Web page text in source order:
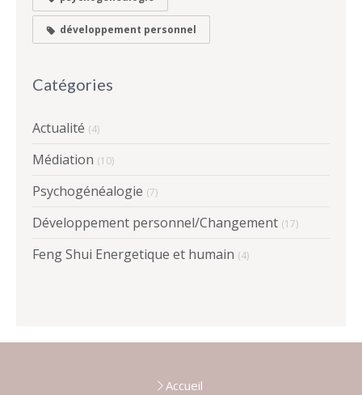
développement personnel
Catégories
Actualité (4)
Médiation (10)
Psychogénéalogie (7)
Développement personnel/Changement (17)
Feng Shui Energetique et humain (4)
Accueil